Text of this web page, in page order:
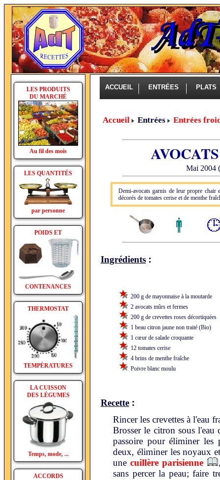
LES PRODUITS
DU MARCHÉ
Au fil des mois
LES QUANTITÉS
par personne
POIDS ET
CONTENANCES
THERMOSTAT
TEMPÉRATURES
LA CUISSON
DES LÉGUMES
Temps, mode, ...
ACCORDS
ACCUEIL ENTRÉES PLATS
Accueil Entrées Entrées
Mai 2004
Demi-avocats garnis de leur propre chair
décorés de tomates cerise et de menthe
Ingrédients :
200 g de mayonnaise à la moutarde
2 avocats mûrs et fermes
200 g de crevettes roses décortiquées
1 beau citron jaune non traité (Bio)
1 cœur de salade croquante
12 tomates cerise
4 brins de menthe fraîche
Poivre blanc moulu
Recette :
Rincer les crevettes à l'eau
Brosser le citron sous l'eau
passoire pour éliminer les
deux, éliminer les noyaux
unecuillère parisienne
sans percer la peau; faire